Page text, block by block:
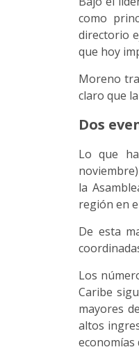
como
directorio
que hoy
Moreno
claro que
Dos
Lo que
la
región en
De esta
Los
Caribe
mayores
altos
economías